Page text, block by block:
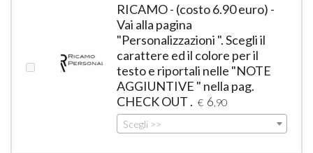
RICAMO - (costo 6.90 euro) -
Vai alla pagina
"Personalizzazioni ". Scegli il
carattere ed il colore per il
testo e riportali nelle "NOTE
AGGIUNTIVE " nella pag.
CHECK OUT . € 6 ,90
Scegli >>